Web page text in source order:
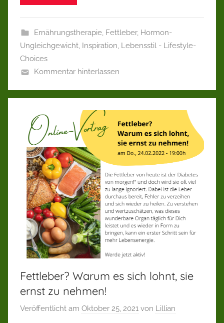
Ernährungstherapie, Fettleber, Hormon-
Ungleichgewicht, Inspiration, Lebensstil - Lifestyle-
Choices
Kommentar hinterlassen
Fettleber? Warum es sich lohnt, sie
ernst zu nehmen!
Veröffentlicht am Oktober 25, 2021 von Lillian